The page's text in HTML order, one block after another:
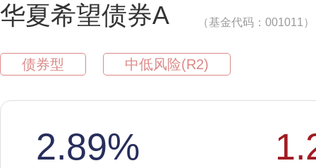
华夏希望债券A （基金代码：001011）
债券型 中低风险(R2)
2.89%